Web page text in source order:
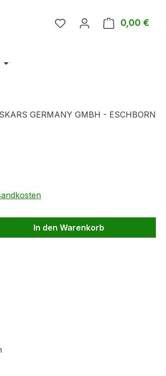
0,00 €
GERMANY GMBH - ESCHBORN
den gewünschten Wert
In den Warenkorb